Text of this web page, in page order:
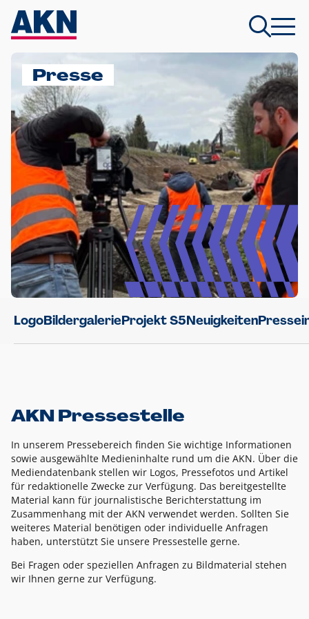
Presse
LogoBildergalerieProjekt S5Neuigkeiten
AKN Pressestelle
In unserem Pressebereich finden Sie wichtige Informationen
sowie ausgewählte Medieninhalte rund um die AKN. Über die
Mediendatenbank stellen wir Logos, Pressefotos und Artikel
für redaktionelle Zwecke zur Verfügung. Das bereitgestellte
Material kann für journalistische Berichterstattung im
Zusammenhang mit der AKN verwendet werden. Sollten Sie
weiteres Material benötigen oder individuelle Anfragen
haben, unterstützt Sie unsere Pressestelle gerne.
Bei Fragen oder speziellen Anfragen zu Bildmaterial stehen
wir Ihnen gerne zur Verfügung.